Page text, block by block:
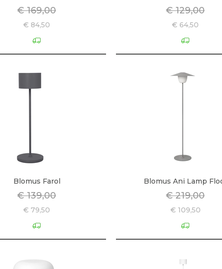
€ 169,00
€ 84,50
€ 129,00
€ 64,50
Blomus Farol
€ 139,00
€ 79,50
Blomus Ani Lamp
€ 219,00
€ 109,50